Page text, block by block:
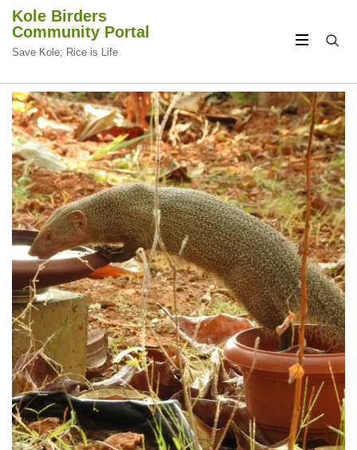
Kole Birders
Community Portal
Save Kole; Rice is Life
CIRCULAR
FOCUS
CIRCULAR
FOCUS